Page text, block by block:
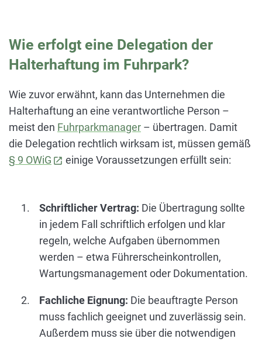
Wie erfolgt eine Delegation der
Halterhaftung im Fuhrpark?
Wie zuvor erwähnt, kann das Unternehmen die
Halterhaftung an eine verantwortliche Person –
meist den Fuhrparkmanager – übertragen. Damit
die Delegation rechtlich wirksam ist, müssen gemäß
§ 9 OWiG open_in_new einige Voraussetzungen erfüllt sein:
Schriftlicher Vertrag: Die Übertragung sollte
in jedem Fall schriftlich erfolgen und klar
regeln, welche Aufgaben übernommen
werden – etwa Führerscheinkontrollen,
Wartungsmanagement oder Dokumentation.
Fachliche Eignung: Die beauftragte Person
muss fachlich geeignet und zuverlässig sein.
Außerdem muss sie über die notwendigen